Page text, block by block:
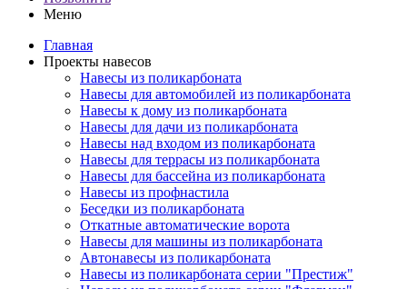
Меню
Главная
Проекты навесов
Навесы из поликарбоната
Навесы для автомобилей из поликарбоната
Навесы к дому из поликарбоната
Навесы для дачи из поликарбоната
Навесы над входом из поликарбоната
Навесы для террасы из поликарбоната
Навесы для бассейна из поликарбоната
Навесы из профнастила
Беседки из поликарбоната
Откатные автоматические ворота
Навесы для машины из поликарбоната
Автонавесы из поликарбоната
Навесы из поликарбоната серии "Престиж"